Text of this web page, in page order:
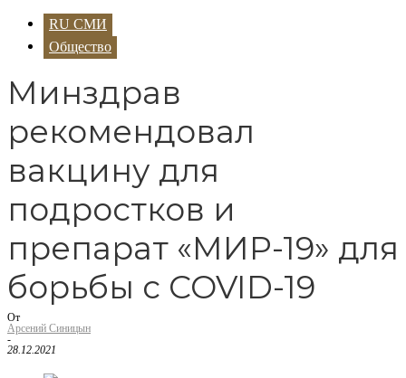
RU СМИ
Общество
Минздрав
рекомендовал
вакцину для
подростков и
препарат «МИР-19» для
борьбы с COVID-19
От
Арсений Синицын
-
28.12.2021